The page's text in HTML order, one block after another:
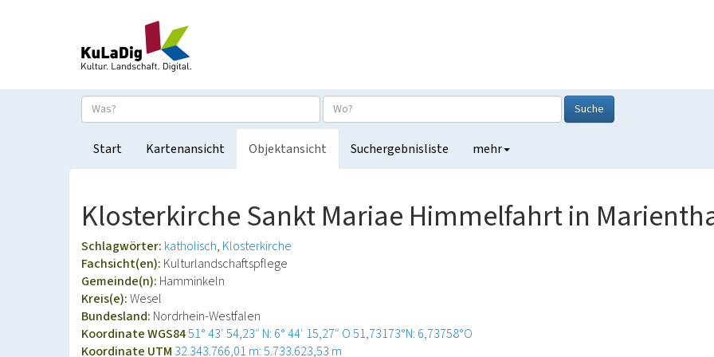
Suche
Start Kartenansicht Objektansicht Suchergebnisliste mehr
Klosterkirche Sankt Mariae Himmelfahrt in
Schlagwörter: katholisch Klosterkirche
Fachsicht(en): Kulturlandschaftspflege
Gemeinde(n): Hamminkeln
Kreis(e):Wesel
Bundesland: Nordrhein-Westfalen
Koordinate WGS8451° 43′ 54,23″ N: 6° 44′ 15,27″ O51,73173°N: 6,73758°O
Koordinate UTM 32.343.766,01 m: 5.733.623,53 m